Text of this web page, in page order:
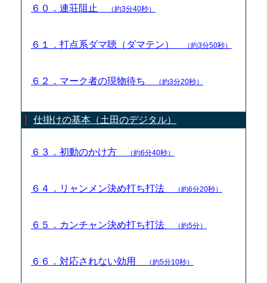
６０．連荘阻止 （約3分40秒）
６１．打点系ダマ聴（ダマテン） （約3分50秒）
６２．マーク者の現物待ち （約3分20秒）
仕掛けの基本（土田のデジタル）
６３．初動のかけ方 （約6分40秒）
６４．リャンメン決め打ち打法 （約6分20秒）
６５．カンチャン決め打ち打法 （約5分）
６６．対応されない効用 （約5分10秒）